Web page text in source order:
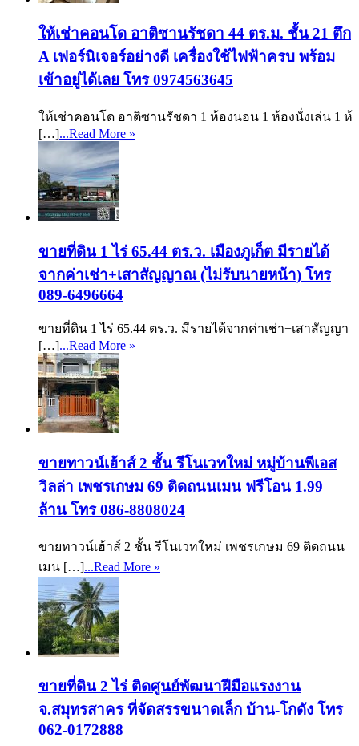
ให้เช่าคอนโด อาติซานรัชดา 44 ตร.ม. ชั้น 21 ตึก
A เฟอร์นิเจอร์อย่างดี เครื่องใช้ไฟฟ้าครบ พร้อม
เข้าอยู่ได้เลย โทร 0974563645
ให้เช่าคอนโด อาติซานรัชดา 1 ห้องนอน 1 ห้องนั่งเล่น 1 ห้
[…]...Read More »
ขายที่ดิน 1 ไร่ 65.44 ตร.ว. เมืองภูเก็ต มีรายได้
จากค่าเช่า+เสาสัญญาณ (ไม่รับนายหน้า) โทร
089-6496664
ขายที่ดิน 1 ไร่ 65.44 ตร.ว. มีรายได้จากค่าเช่า+เสาสัญญา
[…]...Read More »
ขายทาวน์เฮ้าส์ 2 ชั้น รีโนเวทใหม่ หมู่บ้านพีเอส
วิลล่า เพชรเกษม 69 ติดถนนเมน ฟรีโอน 1.99
ล้าน โทร 086-8808024
ขายทาวน์เฮ้าส์ 2 ชั้น รีโนเวทใหม่ เพชรเกษม 69 ติดถนน
เมน […]...Read More »
ขายที่ดิน 2 ไร่ ติดศูนย์พัฒนาฝีมือแรงงาน
จ.สมุทรสาคร ที่จัดสรรขนาดเล็ก บ้าน-โกดัง โทร
062-0172888